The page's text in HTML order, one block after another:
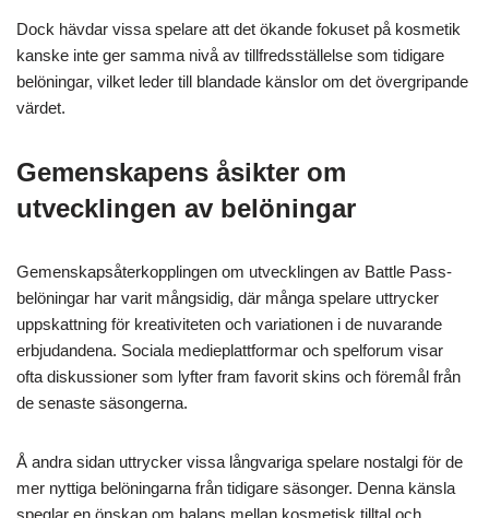
Dock hävdar vissa spelare att det ökande fokuset på kosmetik
kanske inte ger samma nivå av tillfredsställelse som tidigare
belöningar, vilket leder till blandade känslor om det övergripande
värdet.
Gemenskapens åsikter om
utvecklingen av belöningar
Gemenskapsåterkopplingen om utvecklingen av Battle Pass-
belöningar har varit mångsidig, där många spelare uttrycker
uppskattning för kreativiteten och variationen i de nuvarande
erbjudandena. Sociala medieplattformar och spelforum visar
ofta diskussioner som lyfter fram favorit skins och föremål från
de senaste säsongerna.
Å andra sidan uttrycker vissa långvariga spelare nostalgi för de
mer nyttiga belöningarna från tidigare säsonger. Denna känsla